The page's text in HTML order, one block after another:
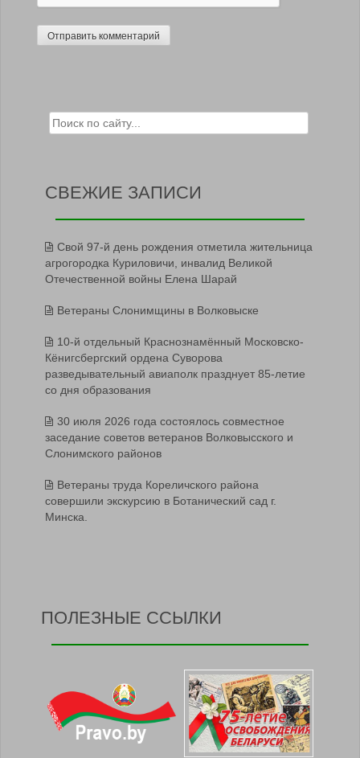
Search for:
СВЕЖИЕ ЗАПИСИ
Свой 97-й день рождения отметила жительница
агрогородка Куриловичи, инвалид Великой
Отечественной войны Елена Шарай
Ветераны Слонимщины в Волковыске
10-й отдельный Краснознамённый Московско-
Кёнигсбергский ордена Суворова
разведывательный авиаполк празднует 85-летие
со дня образования
30 июля 2026 года состоялось совместное
заседание советов ветеранов Волковысского и
Слонимского районов
Ветераны труда Кореличского района
совершили экскурсию в Ботанический сад г.
Минска.
ПОЛЕЗНЫЕ ССЫЛКИ